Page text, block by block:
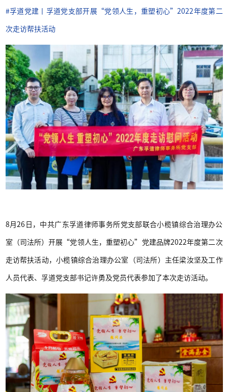
#孚道党建丨孚道党支部开展“党领人生，重塑初心”2022年度第二
次走访帮扶活动
8月26日，中共广东孚道律师事务所党支部联合小榄镇综合治理办公
室（司法所）开展“党领人生，重塑初心”党建品牌2022年度第二次
走访帮扶活动，小榄镇综合治理办公室（司法所）主任梁汝坚及工作
人员代表、孚道党支部书记许勇及党员代表参加了本次走访活动。